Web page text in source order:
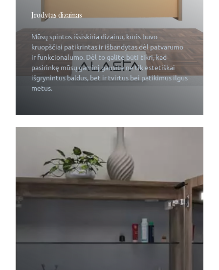
Įrodytas dizainas
Mūsų spintos išsiskiria dizainu, kuris buvo
kruopščiai patikrintas ir išbandytas dėl patvarumo
ir funkcionalumo. Dėl to galite būti tikri, kad
pasirinkę mūsų gaminį gausite ne tik estetiškai
išgrynintus baldus, bet ir tvirtus bei patikimus ilgus
metus.